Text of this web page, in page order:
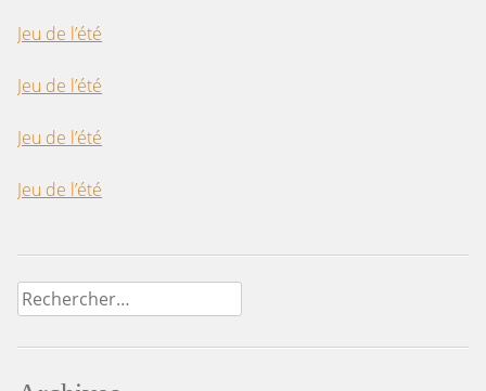
Jeu de l’été
Jeu de l’été
Jeu de l’été
Jeu de l’été
Rechercher :